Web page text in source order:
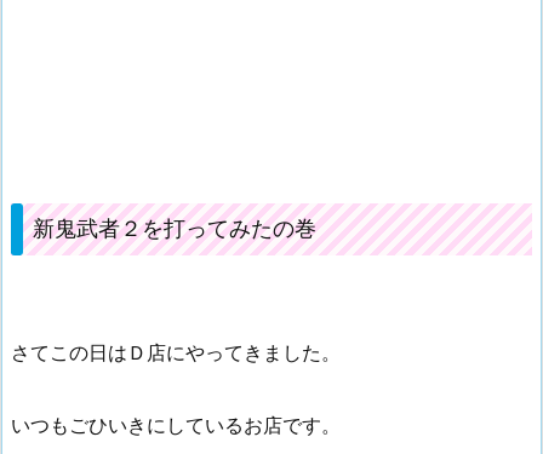
新鬼武者２を打ってみたの巻
さてこの日はＤ店にやってきました。
いつもごひいきにしているお店です。